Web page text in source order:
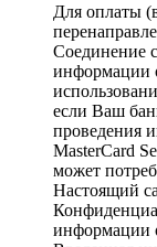
Для оплаты
Соединение
информации
если Ваш
проведения
MasterCard
может
Настоящий
информации